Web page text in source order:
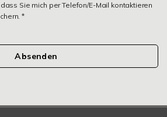
Sie mich per Telefon/E-Mail kontaktieren
*
Absenden